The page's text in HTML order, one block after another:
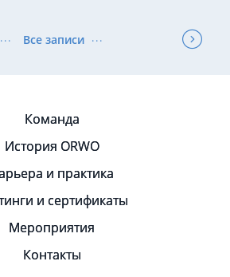
Все записи
Команда
История ORWO
и практика
и сертификаты
Мероприятия
Контакты